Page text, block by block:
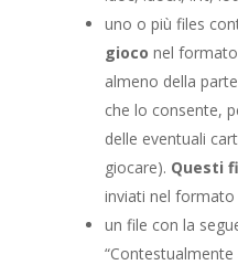
uno o più files
gioco nel formato
almeno della
che lo consente,
delle eventuali
giocare). Questi
inviati nel formato
un file con la